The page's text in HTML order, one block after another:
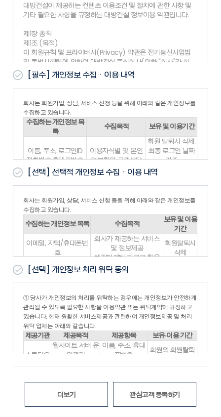
대방건설이 제공하는 컨텐츠 이용조건 및 절차에 관한 사항 및
기타 필요한 사항을 규정하는 대방건설 정보이용 약관입니다.
제1장 총칙
제1조 (목적)
이 회원규칙 및 프라이버시(Privacy) 약관은 전기통신사업법
및 동법시행령에 의하여 대방건설 주식회사(이하 "회사"라 한
다)가 제공하는 www.dbcons.co.kr 서비스(이하 "서비스
"라 한다)의 이용 조건, 절차, 회사와 회원의 권리, 의무 등 기타
필요한 사항을 약관함을 목적으로 합니다.
제2조 (약관의 게시와 개정)
1. 회사가 본 약관의 내용을 회원이 쉽게 알 수 있도록 서비스 초
기 화면에 게시하거나 기타의 방법으로 회원에게 공지함으로써
본 약관은 효력을 발생합니다.
2. 회사는 『약관의규제에관한법률』, 『정보통신망이용촉진및
정보보호등에관한법률(이하 “정보통신망법”)』 등 관련법을 위
배하지 않는 범위에서 본 약관을 개정할 수 있으며, 변경된 약관
은 제1항과
같은 방법으로 공지함으로 써 효력을 발생합니다.
제3조 (약관 외 준칙)
법 및 기타 관련법령의 약관에 의합니다.
제4조 (용어의 정의)
1. 본 약관에서 사용하는 용어의 정의는 다음과 같습니다.
- “회원”이라 함은 회사의 “서비스”에 접속하여 이 약관에 따라
“회사”와 이용계약을 체결하고 “회사”가 제공하는 “서비스”를 이
용하는 고객을 말합니다.
- “아이디(ID)”라 함은 “회원”의 식별과 “서비스” 이용을 위하여
“회원”이 정하고 “회사”가 승인하는 문자와 숫자의 조합을 의미
“회원”임을 확인하고 비밀보호를 위해 “회원” 자신이 정한 문자
또는 숫자의 조합을 의미합니다.
- “서비스”라 함은 구현되는 단말기(PC, TV, 휴대형단말기 등의
각종 유무선 장치를 포함)와 상관없이 “회원”이 이용할 수 있는
홈페이지 내 제반 서비스를 의미합니다.
- “운영자”란 서비스의 전반적인 관리와 원활한 운영을 위하여
회사에서 선정한 사람을 말합니다.
보 형태의 글, 사진, 동영상 및 각종 파일과 링크 등을
- “해지”라 함은 회사 또는 회원이 서비스 개통 이후 이용계약을
해약하는 것을 말합니다.
[필수] 개인정보 수집ㆍ이용 내역
회사는 회원가입, 상담, 서비스 신청 등을 위해 아래와 같은 개인정보를
수집하고 있습니다.
수집하는 개인정보 목
록
수집목적 보유 및 이용기간
이름, 주소, 로그인ID
전화번호,휴대폰번호,
이메일
이용자식별 및 본인
여부확인 고객상담
및 광고
회원 탈퇴시 삭제.
최종 로그인 날짜
기준
1년간 미로그인시
거부 시 대방건설(주)의 서비스가 제한되며, 동의를 해주셔야 서비스를
이용하실수 있습니다.
[선택] 선택적 개인정보 수집ㆍ이용 내역
회사는 회원가입, 상담, 서비스 신청 등을 위해 아래와 같은 개인정보를
수집하고 있습니다.
수집하는 개인정보 목록 수집목적
보유 및 이용
기간
이메일, 자택/휴대폰번
호
회사가 제공하는 서비스
및 정보제공
텔레마케팅 자료로 활용
회원탈퇴시
삭제
이름, ID, 주소, 이메일,
휴대폰번호
고객상담, 고객민원 접수/
능합니다.
※ 보존근거: 전자상거래 등에서의 소비자 보호에 관한 법률 시행령 제
6조4
[선택] 개인정보 처리 위탁 동의
① 당사가 개인정보의 처리를 위탁하는 경우에는 개인정보가 안전하게
관리될 수 있도록 필요한 사항을 이용약관 또는 위탁계약에 규정하고
있습니다. 현재 원활한 서비스제공과 관련하여 개인정보제공 및 처리
위탁 업체는 아래와 같습니다.
제공기관 제공목적 제공항목
보유·이용 기간
스튜디오
픽스
웹사이트 서버 운
영관리
(데이터저장, 보
이름, 주소, 휴대
폰번호,
로그인ID, 비밀번
회원의 회원탈퇴
위탁계약 종료시
※ 위의 개인정보 처리 위탁에 대한 동의를 거부할 권리가 있습니다. 동
의 거부 시 대방건설(주)의 서비스가 제한되며, 동의를 해주셔야 서비
더보기 관심고객 등록하기